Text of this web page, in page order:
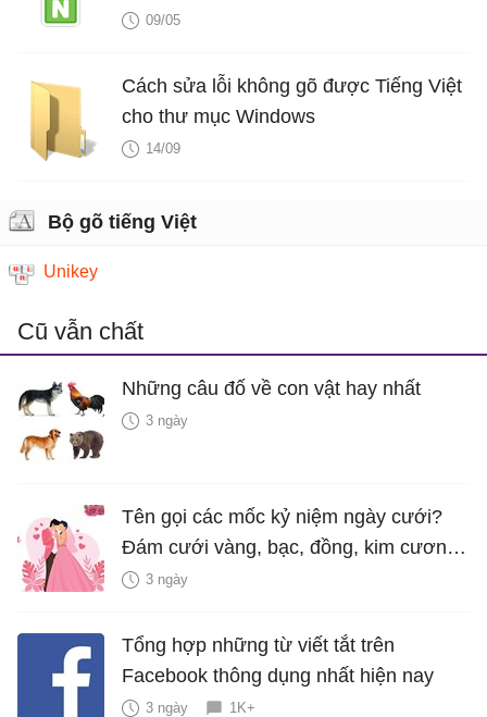
09/05
Cách sửa lỗi không gõ được Tiếng Việt
cho thư mục Windows
14/09
Bộ gõ tiếng Việt
Unikey
Cũ vẫn chất
Những câu đố về con vật hay nhất
3 ngày
Tên gọi các mốc kỷ niệm ngày cưới?
Đám cưới vàng, bạc, đồng, kim cương
là bao nhiêu năm?
3 ngày
Tổng hợp những từ viết tắt trên
Facebook thông dụng nhất hiện nay
3 ngày 1K+